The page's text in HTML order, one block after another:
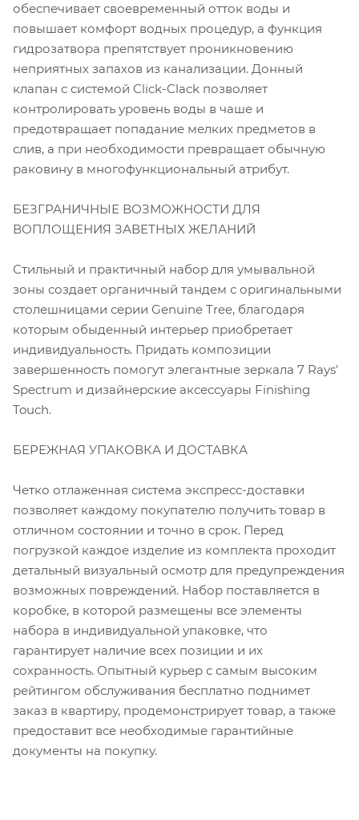
обеспечивает своевременный отток воды и
повышает комфорт водных процедур, а функция
гидрозатвора препятствует проникновению
неприятных запахов из канализации. Донный
клапан с системой Click-Clack позволяет
контролировать уровень воды в чаше и
предотвращает попадание мелких предметов в
слив, а при необходимости превращает обычную
раковину в многофункциональный атрибут.
БЕЗГРАНИЧНЫЕ ВОЗМОЖНОСТИ ДЛЯ
ВОПЛОЩЕНИЯ ЗАВЕТНЫХ ЖЕЛАНИЙ
Стильный и практичный набор для умывальной
зоны создает органичный тандем с оригинальными
столешницами серии Genuine Tree, благодаря
которым обыденный интерьер приобретает
индивидуальность. Придать композиции
завершенность помогут элегантные зеркала 7 Rays'
Spectrum и дизайнерские аксессуары Finishing
Touch.
БЕРЕЖНАЯ УПАКОВКА И ДОСТАВКА
Четко отлаженная система экспресс-доставки
позволяет каждому покупателю получить товар в
отличном состоянии и точно в срок. Перед
погрузкой каждое изделие из комплекта проходит
детальный визуальный осмотр для предупреждения
возможных повреждений. Набор поставляется в
коробке, в которой размещены все элементы
набора в индивидуальной упаковке, что
гарантирует наличие всех позиции и их
сохранность. Опытный курьер с самым высоким
рейтингом обслуживания бесплатно поднимет
заказ в квартиру, продемонстрирует товар, а также
предоставит все необходимые гарантийные
документы на покупку.